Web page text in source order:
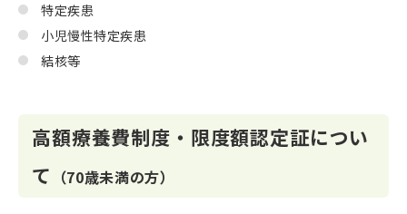
特定疾患
小児慢性特定疾患
結核等
高額療養費制度・限度額認定証につい
て （70歳未満の方）